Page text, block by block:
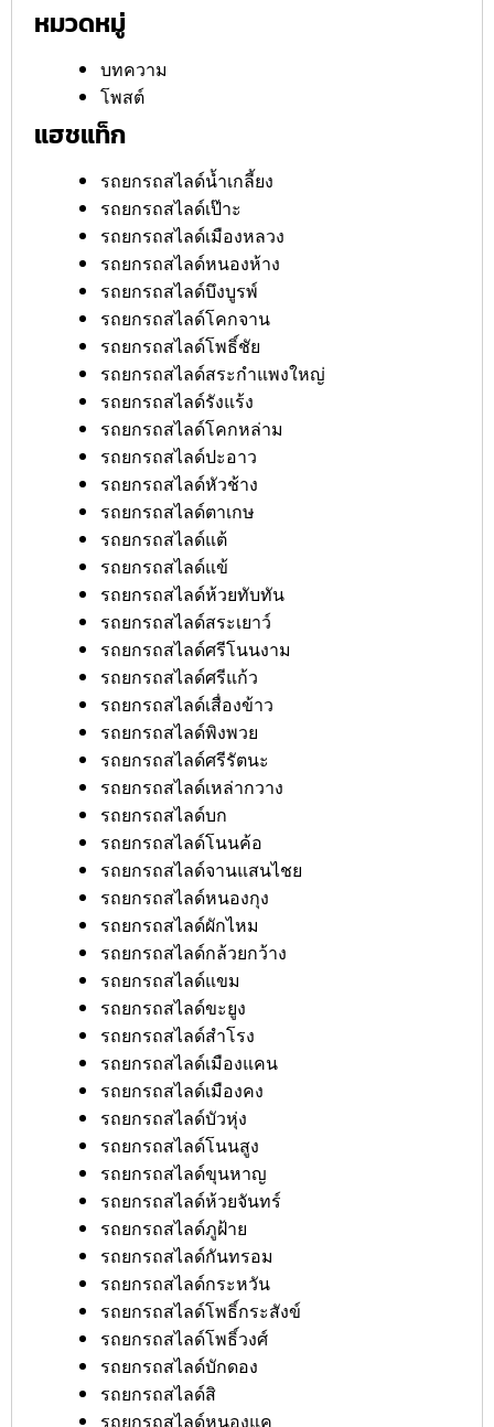
หมวดหมู่
บทความ
โพสต์
แฮชแท็ก
รถยกรถสไลด์น้ำเกลี้ยง
รถยกรถสไลด์เป๊าะ
รถยกรถสไลด์เมืองหลวง
รถยกรถสไลด์หนองห้าง
รถยกรถสไลด์บึงบูรพ์
รถยกรถสไลด์โคกจาน
รถยกรถสไลด์โพธิ์ชัย
รถยกรถสไลด์สระกำแพงใหญ่
รถยกรถสไลด์รังแร้ง
รถยกรถสไลด์โคกหล่าม
รถยกรถสไลด์ปะอาว
รถยกรถสไลด์หัวช้าง
รถยกรถสไลด์ตาเกษ
รถยกรถสไลด์แต้
รถยกรถสไลด์แข้
รถยกรถสไลด์ห้วยทับทัน
รถยกรถสไลด์สระเยาว์
รถยกรถสไลด์ศรีโนนงาม
รถยกรถสไลด์ศรีแก้ว
รถยกรถสไลด์เสื่องข้าว
รถยกรถสไลด์พิงพวย
รถยกรถสไลด์ศรีรัตนะ
รถยกรถสไลด์เหล่ากวาง
รถยกรถสไลด์บก
รถยกรถสไลด์โนนค้อ
รถยกรถสไลด์จานแสนไชย
รถยกรถสไลด์หนองกุง
รถยกรถสไลด์ผักไหม
รถยกรถสไลด์กล้วยกว้าง
รถยกรถสไลด์แขม
รถยกรถสไลด์ขะยูง
รถยกรถสไลด์สำโรง
รถยกรถสไลด์เมืองแคน
รถยกรถสไลด์เมืองคง
รถยกรถสไลด์บัวหุ่ง
รถยกรถสไลด์โนนสูง
รถยกรถสไลด์ขุนหาญ
รถยกรถสไลด์ห้วยจันทร์
รถยกรถสไลด์ภูฝ้าย
รถยกรถสไลด์กันทรอม
รถยกรถสไลด์กระหวัน
รถยกรถสไลด์โพธิ์กระสังข์
รถยกรถสไลด์โพธิ์วงศ์
รถยกรถสไลด์บักดอง
รถยกรถสไลด์สิ
รถยกรถสไลด์หนองแค